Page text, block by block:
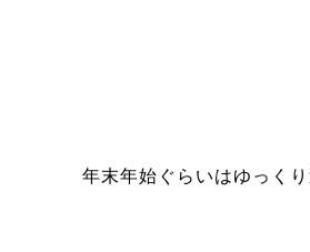
年末年始ぐらいはゆっく